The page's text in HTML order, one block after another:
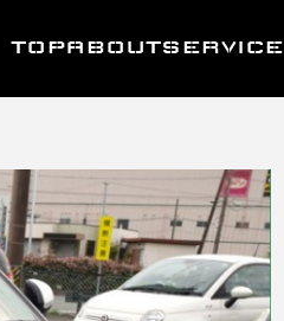
TOPABOUTSERVICE